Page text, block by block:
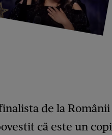
de la Românii
că este un